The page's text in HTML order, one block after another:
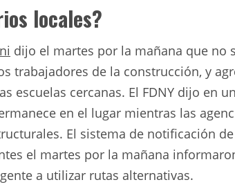
locales?
dijo el martes por la mañana que no
trabajadores de la construcción, y
escuelas cercanas. El FDNY dijo en un
en el lugar mientras las
El sistema de notificación
el martes por la mañana
a utilizar rutas alternativas.